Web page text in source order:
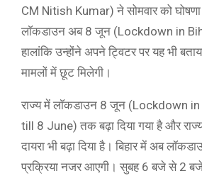
CM Nitish Kumar) ने सोमवार को घोषणा
लाॅकडाउन अब 8 जून (Lockdown in
हालांकि उन्होंने अपने ट्विटर पर यह भी
मामलों में छूट मिलेगी।
राज्य में लाॅकडाउन 8 जून (Lockdown
till 8 June) तक बढ़ा दिया गया है और
दायरा भी बढ़ा दिया है। बिहार में अब
प्रक्रिया नजर आएगी। सुबह 6 बजे से 2